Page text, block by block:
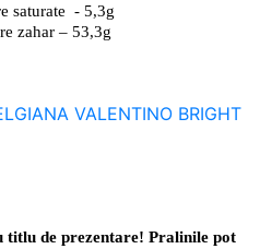
saturate - 5,3g
zahar – 53,3g
VALENTINO BRIGHT
titlu de prezentare! Pralinile pot